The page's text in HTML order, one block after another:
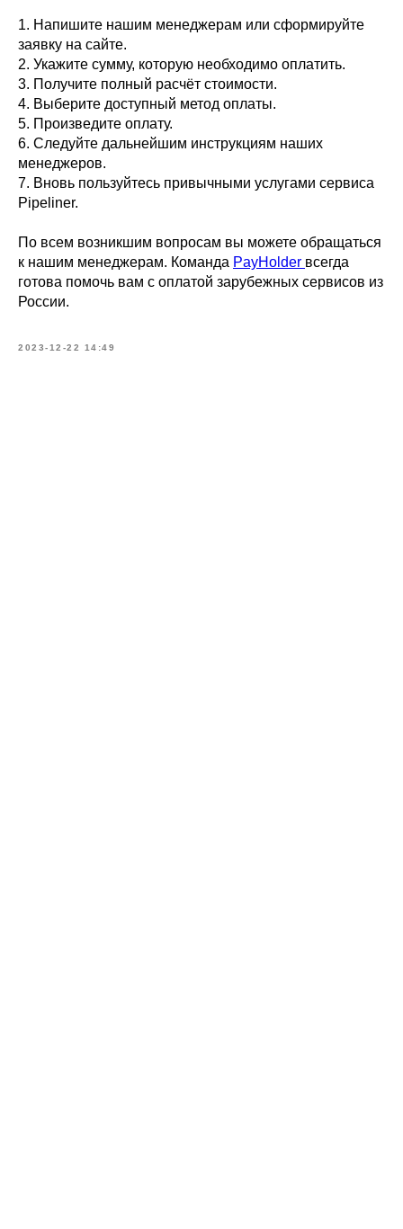
1. Напишите нашим менеджерам или сформируйте
заявку на сайте.
2. Укажите сумму, которую необходимо оплатить.
3. Получите полный расчёт стоимости.
4. Выберите доступный метод оплаты.
5. Произведите оплату.
6. Следуйте дальнейшим инструкциям наших
менеджеров.
7. Вновь пользуйтесь привычными услугами сервиса
Pipeliner.
По всем возникшим вопросам вы можете обращаться
к нашим менеджерам. Команда PayHolder всегда
готова помочь вам с оплатой зарубежных сервисов из
России.
2023-12-22 14:49